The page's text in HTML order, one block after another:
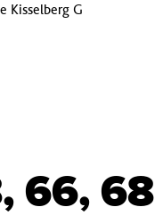
Kisselberg G
66, 68